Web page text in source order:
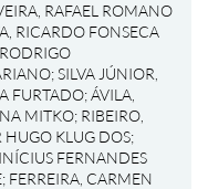
RAFAEL ROMANO
RICARDO FONSECA
;SILVA JÚNIOR,
FURTADO;ÁVILA,
MITKO; RIBEIRO,
HUGO KLUG DOS;
FERNANDES
; FERREIRA, CARMEN